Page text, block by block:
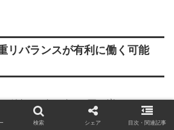
リバランスが有利に働く可能
銘柄をズルズルと買い増ししてしま
して説明しましたが、銘柄が割安な
検索 シェア 目次・関連記事